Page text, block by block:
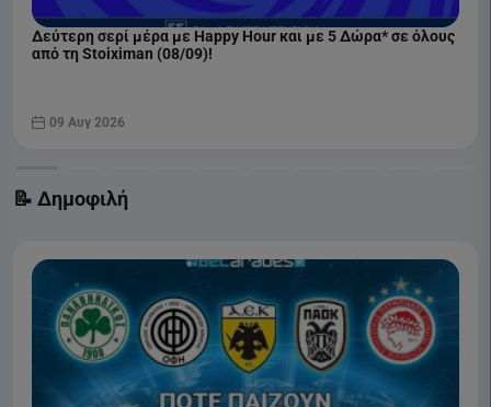
Δεύτερη σερί μέρα με Happy Hour και με 5 Δώρα* σε όλους
από τη Stoiximan (08/09)!
09 Αυγ 2026
📝 Δημοφιλή